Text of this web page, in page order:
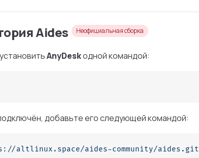
Aides Неофициальная сборка
AnyDeskодной командой:
добавьте его следующей командой:
altlinux.space/aides-community/aides.git